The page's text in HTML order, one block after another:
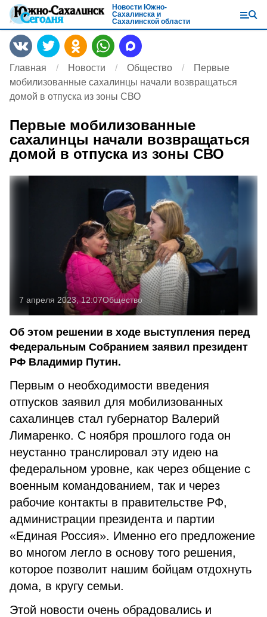
Новости Южно-
Сахалинска и
Сахалинской области
Главная Новости Общество
Первые
мобилизованные сахалинцы начали возвращаться
домой в отпуска из зоны СВО
Первые мобилизованные
сахалинцы начали возвращаться
домой в отпуска из зоны СВО
7 апреля 2023, 12:07Общество
Об этом решении в ходе выступления перед
Федеральным Собранием заявил президент
РФ Владимир Путин.
Первым о необходимости введения
отпусков заявил для мобилизованных
сахалинцев стал губернатор Валерий
Лимаренко. С ноября прошлого года он
неустанно транслировал эту идею на
федеральном уровне, как через общение с
военным командованием, так и через
рабочие контакты в правительстве РФ,
администрации президента и партии
«Единая Россия». Именно его предложение
во многом легло в основу того решения,
которое позволит нашим бойцам отдохнуть
дома, в кругу семьи.
Этой новости очень обрадовались и